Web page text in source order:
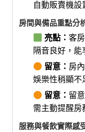
自動販賣機設
房間與備品重點分
亮點：客
隔音良好，能
留意： 房
娛樂性稍顯不
留意： 留
需主動提醒房
服務與餐飲實際感